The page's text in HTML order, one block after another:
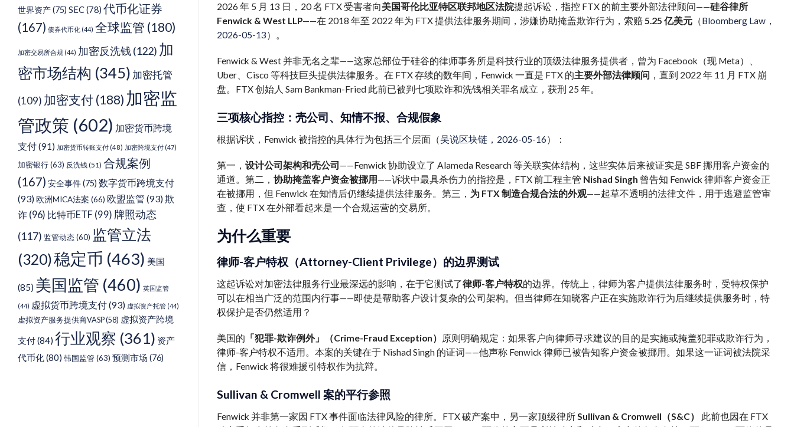
世界资产(75) SEC(78) 代币化证券
(167) 债券代币化 (44) 全球监管 (180)
加密交易所合规 (44) 加密反洗钱 (122) 加
密市场结构 (345) 加密托管
(109) 加密支付 (188) 加密监
管政策 (602) 加密货币跨境
支付(91) 加密货币转账支付 (48) 加密跨境支付 (47)
加密银行(63) 反洗钱(51) 合规案例
(167) 安全事件(75) 数字货币跨境支付
(93)欧洲MICA法案 (66) 欧盟监管 (93)欺
诈 (96) 比特币ETF (99) 牌照动态
(117) 监管动态(60) 监管立法
(320)稳定币 (463) 美国
(85) 美国监管 (460) 英国监管
(44) 虚拟货币跨境支付(93) 虚拟资产托管 (44)
虚拟资产服务提供商VASP(58) 虚拟资产跨境
支付(84) 行业观察 (361) 资产
代币化(80) 韩国监管(63) 预测市场 (76)
2026 年 5 月 13 日，20 名 FTX 受害者向美国哥伦比亚特区联邦地区法院提起诉讼，指控 FTX 的前主要外部法律顾问——硅谷律所
Fenwick & West LLP——在 2018 年至 2022 年为 FTX 提供法律服务期间，涉嫌协助掩盖欺诈行为，索赔5.25 亿美元 （Bloomberg Law，
2026-05-13）。
Fenwick & West 并非无名之辈——这家总部位于硅谷的律师事务所是科技行业的顶级法律服务提供者，曾为 Facebook（现 Meta）、
Uber、Cisco 等科技巨头提供法律服务。在 FTX 存续的数年间，Fenwick 一直是 FTX 的主要外部法律顾问 ，直到 2022 年 11 月 FTX 崩
盘。FTX 创始人 Sam Bankman-Fried 此前已被判七项欺诈和洗钱相关罪名成立，获刑 25 年。
三项核心指控：壳公司、知情不报、合规假象
根据诉状，Fenwick 被指控的具体行为包括三个层面（吴说区块链，2026-05-16）：
第一， 设计公司架构和壳公司 ——Fenwick 协助设立了 Alameda Research 等关联实体结构，这些实体后来被证实是 SBF 挪用客户资金的
通道。第二， 协助掩盖客户资金被挪用 ——诉状中最具杀伤力的指控是，FTX 前工程主管 Nishad Singh 曾告知 Fenwick 律师客户资金正
在被挪用，但 Fenwick 在知情后仍继续提供法律服务。第三， 为 FTX 制造合规合法的外观——起草不透明的法律文件，用于逃避监管审
查，使 FTX 在外部看起来是一个合规运营的交易所。
为什么重要
律师-客户特权（Attorney-Client Privilege）的边界测试
这起诉讼对加密法律服务行业最深远的影响，在于它测试了律师-客户特权的边界。传统上，律师为客户提供法律服务时，受特权保护
可以在相当广泛的范围内行事——即使是帮助客户设计复杂的公司架构。但当律师在知晓客户正在实施欺诈行为后继续提供服务时，特
权保护是否仍然适用？
美国的 「犯罪-欺诈例外」（Crime-Fraud Exception）
原则明确规定：如果客户向律师寻求建议的目的是实施或掩盖犯罪或欺诈行为，
律师-客户特权不适用。本案的关键在于 Nishad Singh 的证词——他声称 Fenwick 律师已被告知客户资金被挪用。如果这一证词被法院采
信，Fenwick 将很难援引特权作为抗辩。
Sullivan & Cromwell 案的平行参照
Fenwick 并非第一家因 FTX 事件面临法律风险的律所。FTX 破产案中，另一家顶级律所Sullivan & Cromwell（S&C）
此前也因在 FTX